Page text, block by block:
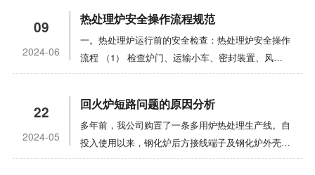
自动出温装置，红外测温观察孔有玻璃吹防雾装置，
并有操作人员使用的观察孔挡板。4.炉盖:由内外封
头和法兰组成。中间水冷炉盖悬挂在开闭机构上。平
板动作启动机构上的手柄可以将炉盖抬起10-15毫
米。盖子有头部和压力。传感器、排气隔膜阀和炉盖
拉出掉入熔炉的工件。工件应与电极、熔池侧壁、炉
底和液位保持距离。（7） 应使用自动温度控制装
置。（8） 应注意变压器的运行。不允许过载，不允
许漏油，铁芯不允许过热或油温过高。
铸炉的底板覆盖在底部加热元件上。块之间的上部开
口堆叠在一起，以确保刻度不会落入加热元件的凹槽
中。7. 采用PID智能零交叉接触晶闸管。程序员可以
能。
烧在炉口。使用前，检查循环冷却水、底部搅拌风扇
外，在使用前，请确保电源连接器具有良好的触点并
满足绝缘要求。使用易燃气体的电阻炉时，注意安
隔热板。发生异常情况时，应切断主电路的电源，并
及时发出警报。可以为您提供合格的产品！
优于一般箱式炉。移动式装料台车具有重量大、易于
装载的特点，体现了台车式加热炉的巨大优势，成为
热处理行业广泛应用的工业加热炉。台车炉加热元件
为高电阻合金电阻丝或电阻带，分布在炉墙、台车、
0cr27al7mo2高电阻合金材料，带电源接线端子。对
命，模具材料的使用必须具有较高的综合力学性能。
因此，有必要采用台车式炉进行终热处理和制造。但
足市场需求，实现企业的可持续发展。那是我们的目
标。热处理是机械制造中的主要能耗。合理选择热处
理能源以及经济地使用能源也是发展和转变热处理生
产技术的重要出发点。作为第二电力来源，火力发电
30％-40％。如果热处理炉的热效率可以达到80％，
按照一次能源效率的计算，综合热效率仅为
24％-32％。通过使用天然气燃烧炉对烟道气进行预
09
2024-06
热处理炉安全操作流程规范
一。热处理炉运行前的安全检查：热处理炉安全操作
流程 （1） 检查炉门、运输小车、密封装置、风机
等设备是否可靠、完好。（2） 检查阀门、开关、仪
气压力、燃烧器前压力（正常0.03-0.05mpa）、压
缩空气压力（正常0.5-0.7mpa）是否在正常范围内。
（4） 检查天然气管道和阀门是否泄漏。如果有，立
即处理。在这个州工作是严格禁止的。（5） 检查炉
22
2024-05
回火炉短路问题的原因分析
多年前，我公司购置了一条多用炉热处理生产线。自
投入使用以来，钢化炉后方接线端子及钢化炉外壳多
次短路，维护不方便。在电风扇的电机轴、炉门和钢